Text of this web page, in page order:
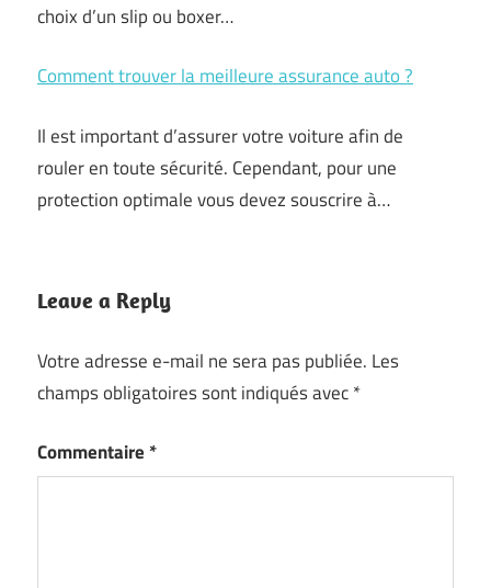
choix d’un slip ou boxer…
Comment trouver la meilleure assurance auto ?
Il est important d’assurer votre voiture afin de
rouler en toute sécurité. Cependant, pour une
protection optimale vous devez souscrire à…
Leave a Reply
Votre adresse e-mail ne sera pas publiée. Les
champs obligatoires sont indiqués avec*
Commentaire *